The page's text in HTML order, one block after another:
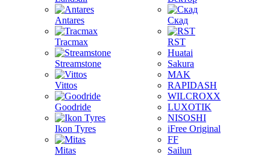
Antares
Tracmax
Streamstone
Vittos
Goodride
Ikon Tyres
Mitas
Скад
RST
Huatai
Sakura
MAK
RAPIDASH
WILCROXX
LUXOTIK
NISOSHI
iFree Original
FF
Sailun